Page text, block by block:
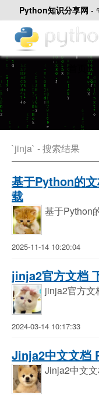
Python知识分享网 -
首页
`jinja` - 搜索结果
基于Python的
载
基于Python
2025-11-14 10:20:04
jinja2官方文档
jinja2官方文
2024-03-14 10:17:33
Jinja2中文文档
Jinja2中文